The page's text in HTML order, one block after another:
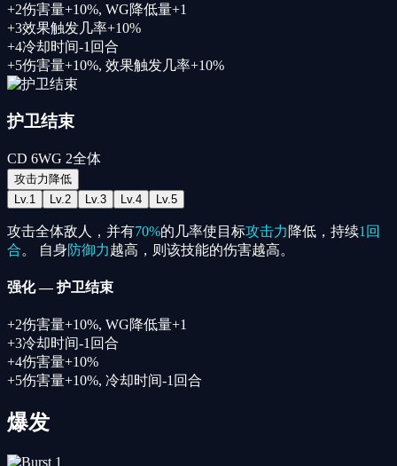
+2伤害量+10%, WG降低量+1
+3效果触发几率+10%
+4冷却时间-1回合
+5伤害量+10%, 效果触发几率+10%
护卫结束
CD 6WG 2全体
攻击力降低
Lv. 1 Lv. 2 Lv. 3 Lv. 4 Lv. 5
攻击全体敌人，并有70%的几率使目标攻击力 降低，持续1回
合。 自身防御力越高，则该技能的伤害越高。
强化—护卫结束
+2伤害量+10%, WG降低量+1
+3冷却时间-1回合
+4伤害量+10%
+5伤害量+10%, 冷却时间-1回合
爆发